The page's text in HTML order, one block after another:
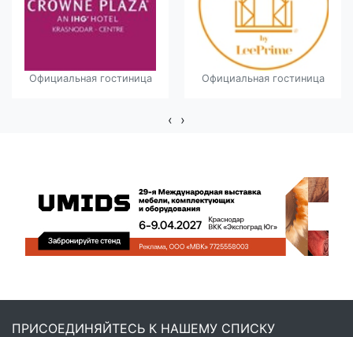
Официальная гостиница Официальная гостиница
‹ ›
ПРИСОЕДИНЯЙТЕСЬ К НАШЕМУ СПИСКУ